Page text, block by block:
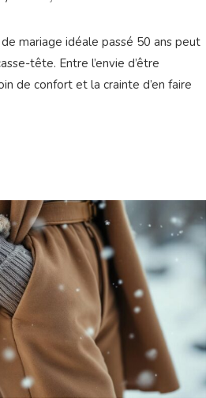
mariage idéale passé 50 ans peut
tête. Entre l’envie d’être
de confort et la crainte d’en faire